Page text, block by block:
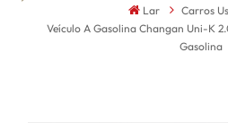
Lar
Carros
Veículo A Gasolina Changan Uni-K
Gasolina